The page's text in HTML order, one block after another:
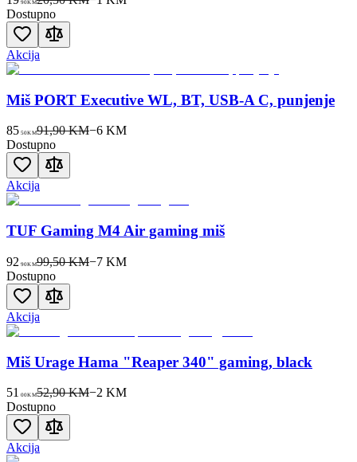
90KM
Dostupno
Akcija
Miš PORT Executive WL, BT, USB-A C, punjenje
85 50KM91,90 KM−6KM
Dostupno
Akcija
TUF Gaming M4 Air gaming miš
92 90KM99,50 KM−7KM
Dostupno
Akcija
Miš Urage Hama "Reaper 340" gaming, black
51 00KM52,90 KM−2 KM
Dostupno
Akcija